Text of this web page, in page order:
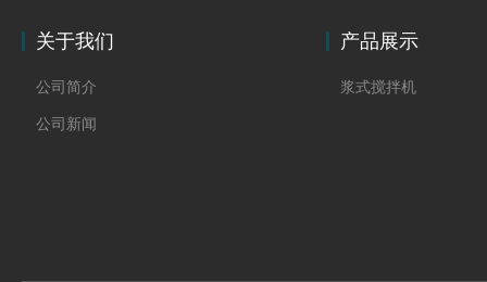
关于我们
公司简介
公司新闻
产品展示
浆式搅拌机